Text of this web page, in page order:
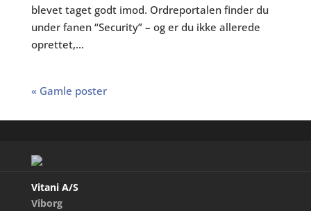
blevet taget godt imod. Ordreportalen finder du
under fanen “Security” – og er du ikke allerede
oprettet,...
« Gamle poster
Vitani A/S
Viborg